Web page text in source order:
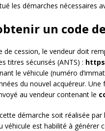
les démarches nécessaires
un code
de cession, le vendeur doit
titres sécurisés (ANTS) :
le véhicule (numéro
du nouvel acquéreur.
au vendeur contenant le
démarche soit réalisée par
véhicule est habilité à générer